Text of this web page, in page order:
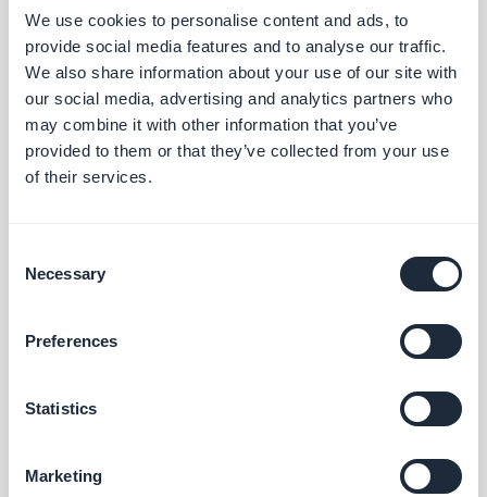
We use cookies to personalise content and ads, to
provide social media features and to analyse our traffic.
We also share information about your use of our site with
our social media, advertising and analytics partners who
may combine it with other information that you’ve
provided to them or that they’ve collected from your use
of their services.
Selection
Necessary
Preferences
Statistics
Marketing
in una data precisa a vostra scelta, così da poter
meglio programmare la campagna di lancio. I
tempi di Apple, sembrano essere leggermente più
rapidi quando si tratta di pubblicare un
aggiornamento. Ad ogni modo consiglio
imprevisto che richieda una dilazione del tempo di
scheda descrittiva dell'app e riportato lo status
stesso procedimento affrontato durante il primo